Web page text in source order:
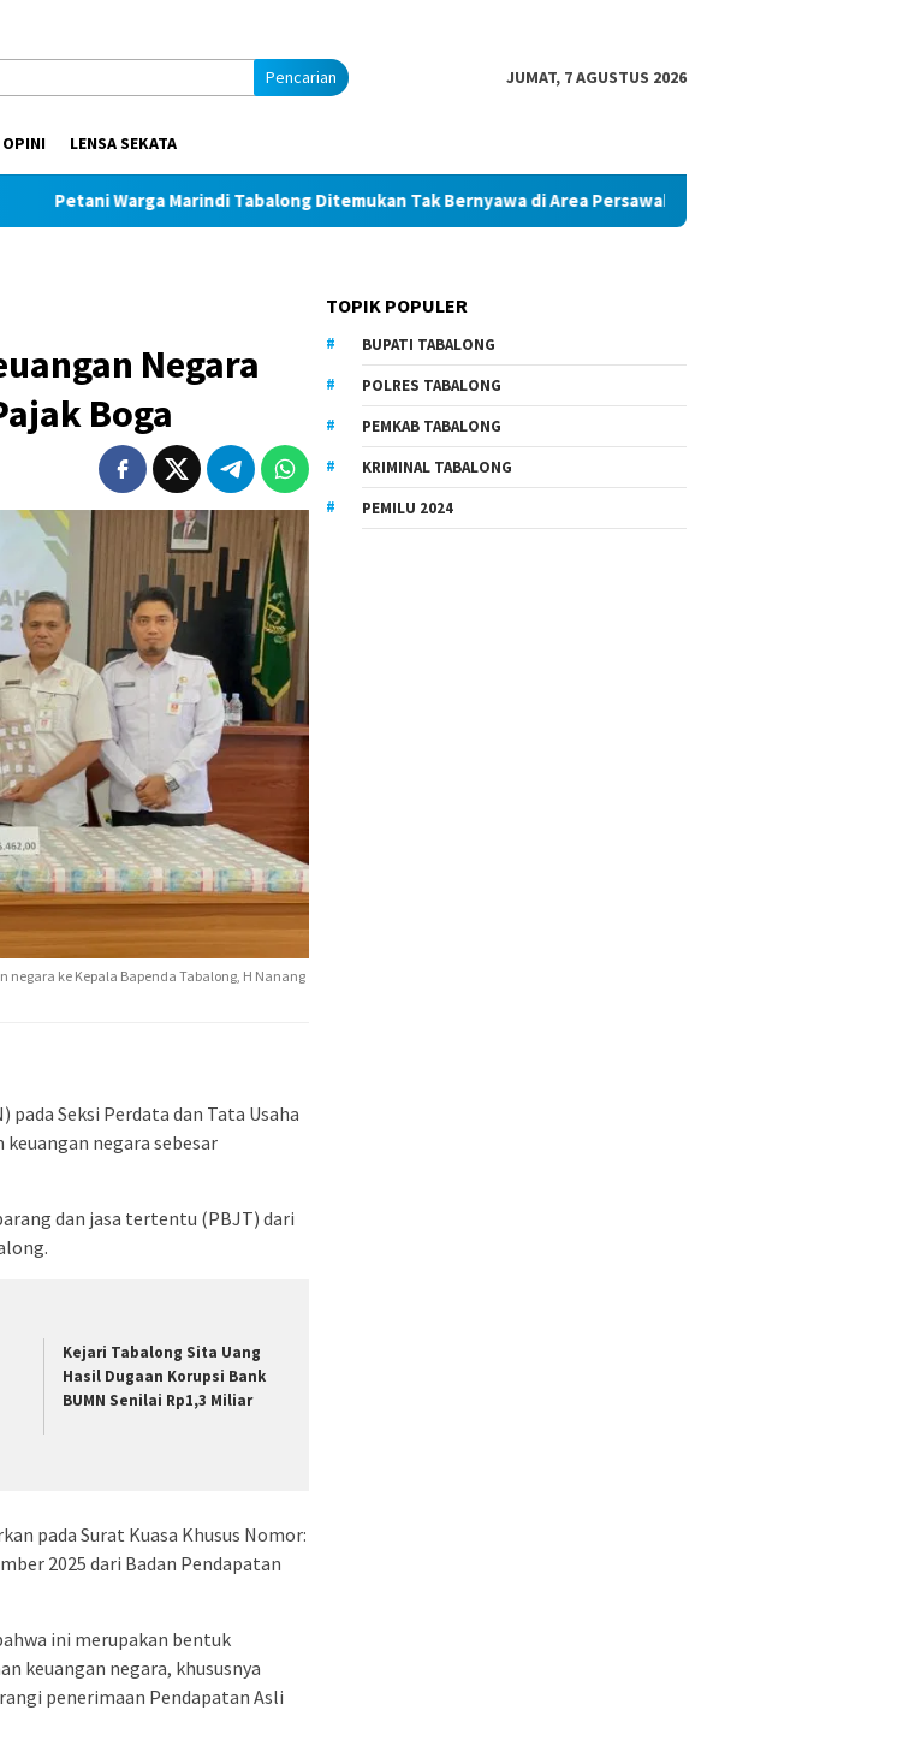
Pencarian JUMAT, 7 AGUSTUS 2026
OPINI LENSA SEKATA
Warga Marindi Tabalong Ditemukan Tak Bernyawa di Area Persawahan Diduga Palsukan Ijazah SMKN
Negara
Boga
ke Kepala Bapenda Tabalong, H Nanang
pada Seksi Perdata dan Tata Usaha
negara sebesar
dan jasa tertentu (PBJT) dari
Kejari Tabalong Sita Uang
Hasil Dugaan Korupsi Bank
BUMN Senilai Rp1,3 Miliar
pada Surat Kuasa Khusus Nomor:
2025 dari Badan Pendapatan
ini merupakan bentuk
keuangan negara, khususnya
penerimaan Pendapatan Asli
TOPIK POPULER
BUPATI TABALONG
POLRES TABALONG
PEMKAB TABALONG
KRIMINAL TABALONG
PEMILU 2024